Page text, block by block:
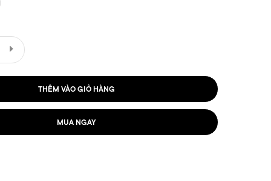
THÊM VÀO GIỎ HÀNG
MUA NGAY